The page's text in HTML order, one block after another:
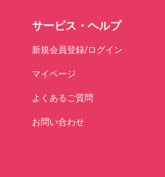
サービス・ヘルプ
新規会員登録/ログイン
マイページ
よくあるご質問
お問い合わせ